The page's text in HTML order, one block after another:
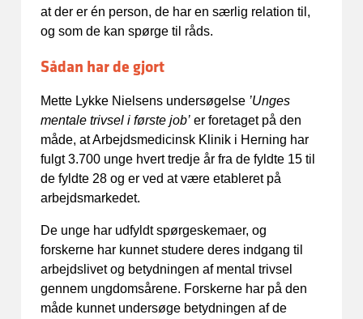
at der er én person, de har en særlig relation til,
og som de kan spørge til råds.
Sådan har de gjort
Mette Lykke Nielsens undersøgelse ’Unges
mentale trivsel i første job’ er foretaget på den
måde, at Arbejdsmedicinsk Klinik i Herning har
fulgt 3.700 unge hvert tredje år fra de fyldte 15 til
de fyldte 28 og er ved at være etableret på
arbejdsmarkedet.
De unge har udfyldt spørgeskemaer, og
forskerne har kunnet studere deres indgang til
arbejdslivet og betydningen af mental trivsel
gennem ungdomsårene. Forskerne har på den
måde kunnet undersøge betydningen af de